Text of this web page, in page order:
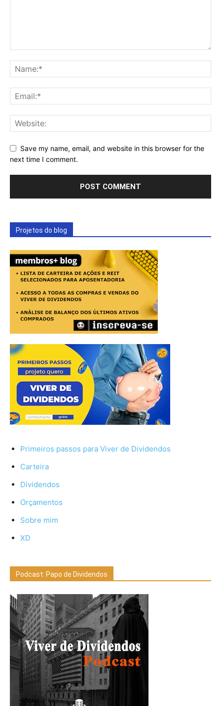
Save my name, email, and website in this browser for the
next time I comment.
Projetos do blog
Primeiros passos para Viver de Dividendos
Carteira
Dividendos
Orçamentos
Sobre mim
XD
Podcast: Papo de Dividendos